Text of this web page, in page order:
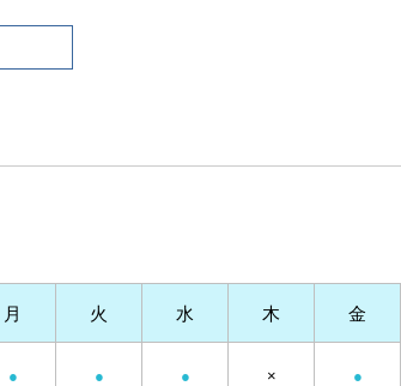
月 火 水 木 金
● ● ● × ●